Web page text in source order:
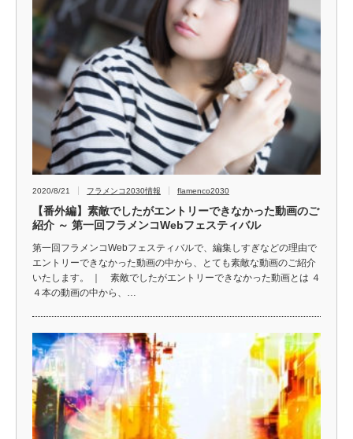
2020/8/21 フラメンコ2030情報 flamenco2030
【番外編】素敵でしたがエントリーできなかった動画のご
紹介 ～ 第一回フラメンコWebフェスティバル
第一回フラメンコWebフェスティバルで、編集しすぎなどの理由で
エントリーできなかった動画の中から、とても素敵な動画のご紹介
いたします。 ｜ 素敵でしたがエントリーできなかった動画とは ４
４本の動画の中から、…